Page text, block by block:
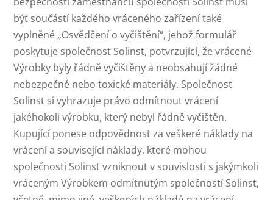
být součástí každého vráceného zařízení také
vyplněné „Osvědčení o vyčištění“, jehož formulář
poskytuje společnost Solinst, potvrzující, že vrácené
Výrobky byly řádně vyčištěny a neobsahují žádné
nebezpečné nebo toxické materiály. Společnost
Solinst si vyhrazuje právo odmítnout vrácení
jakéhokoli výrobku, který nebyl řádně vyčištěn.
Kupující ponese odpovědnost za veškeré náklady na
vrácení a související náklady, které mohou
společnosti Solinst vzniknout v souvislosti s jakýmkoli
vráceným Výrobkem odmítnutým společností Solinst,